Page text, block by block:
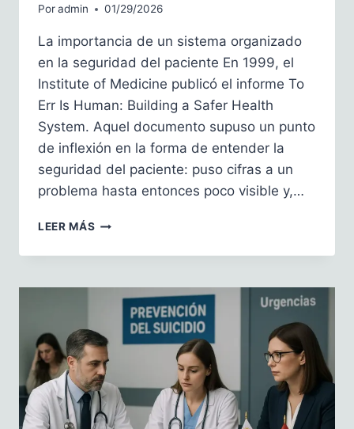
Poradmin 01/29/2026
La importancia de un sistema organizado
en la seguridad del paciente En 1999, el
Institute of Medicine publicó el informe To
Err Is Human: Building a Safer Health
System. Aquel documento supuso un punto
de inflexión en la forma de entender la
seguridad del paciente: puso cifras a un
problema hasta entonces poco visible y,…
LEER MÁS TO
IS
CUANDO
“MÁS”
ES
NECESARIAMENTE
“MEJOR”